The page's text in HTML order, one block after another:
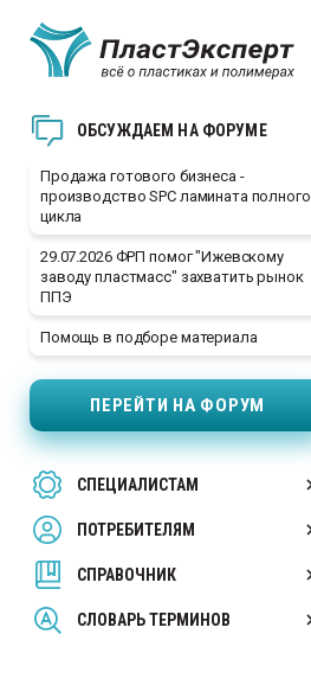
ОБСУЖДАЕМ НА ФОРУМЕ
Продажа готового бизнеса -
производство SPC ламината полного
цикла
29.07.2026 ФРП помог "Ижевскому
заводу пластмасс" захватить рынок
ППЭ
Помощь в подборе материала
ПЕРЕЙТИ НА ФОРУМ
СПЕЦИАЛИСТАМ
ПОТРЕБИТЕЛЯМ
СПРАВОЧНИК
СЛОВАРЬ ТЕРМИНОВ